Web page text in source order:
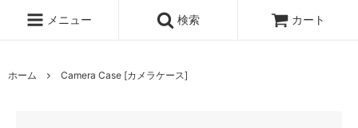
メニュー 検索 カート
ホーム Camera Case [カメラケース]